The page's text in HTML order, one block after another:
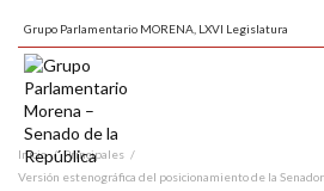
Grupo Parlamentario MORENA, LXVI Legislatura
Inicio
Principales
Versión estenográfica del posicionamiento de la